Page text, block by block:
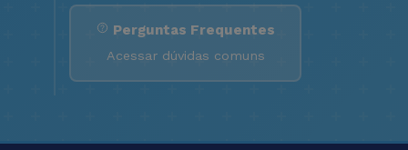
Perguntas Frequentes
Acessar dúvidas comuns